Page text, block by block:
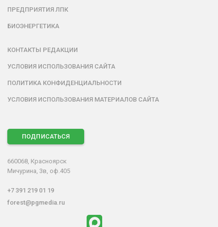
ПРЕДПРИЯТИЯ ЛПК
БИОЭНЕРГЕТИКА
КОНТАКТЫ РЕДАКЦИИ
УСЛОВИЯ ИСПОЛЬЗОВАНИЯ САЙТА
ПОЛИТИКА КОНФИДЕНЦИАЛЬНОСТИ
УСЛОВИЯ ИСПОЛЬЗОВАНИЯ МАТЕРИАЛОВ САЙТА
ПОДПИСАТЬСЯ
660068, Красноярск
Мичурина, 3в, оф.405
+7 391 219 01 19
forest@pgmedia.ru